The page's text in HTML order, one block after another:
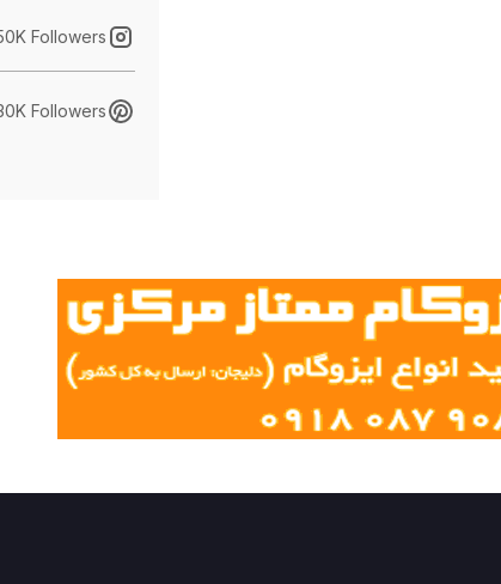
50K Followers
30K Followers